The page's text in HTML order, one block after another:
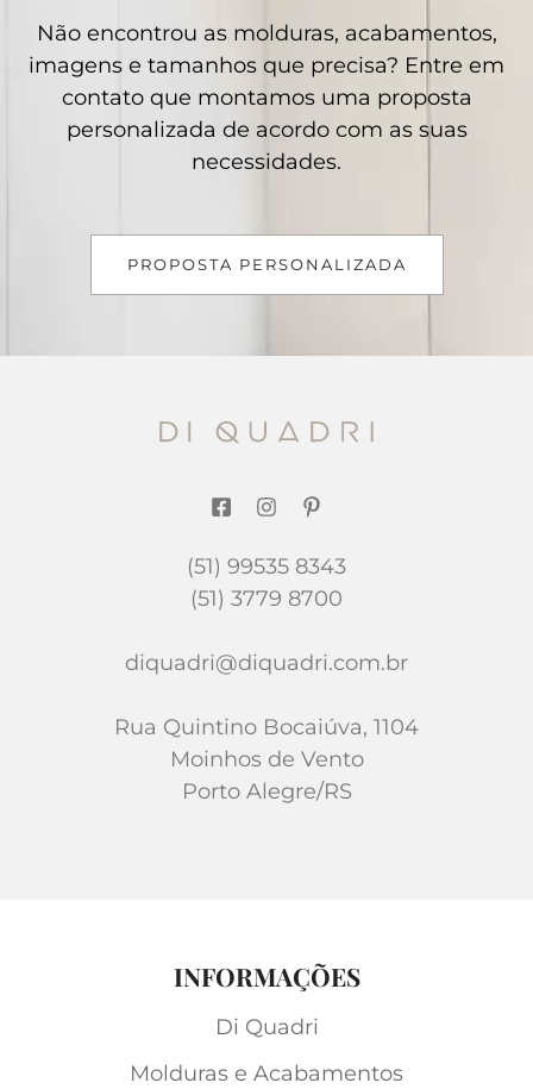
Não encontrou as molduras, acabamentos,
imagens e tamanhos que precisa? Entre em
contato que montamos uma proposta
personalizada de acordo com as suas
necessidades.
PROPOSTA PERSONALIZADA
(51) 99535 8343
(51) 3779 8700
diquadri@diquadri.com.br
Rua Quintino Bocaiúva, 1104
Moinhos de Vento
Porto Alegre/RS
INFORMAÇÕES
Di Quadri
Molduras e Acabamentos